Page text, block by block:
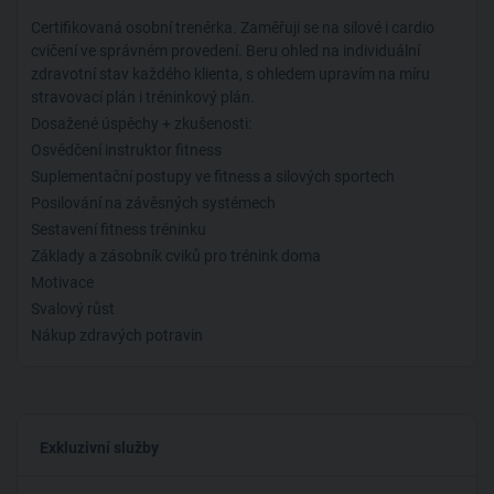
Suplementační postupy ve fitness a silových sportech
Posilování na závěsných systémech
Sestavení fitness tréninku
Základy a zásobník cviků pro trénink doma
Nákup zdravých potravin
Silový rozvoj - příprava na závody
Certifikovaná osobní trenérka. Zaměřuji se na silové i cardio
cvičení ve správném provedení. Beru ohled na individuální
zdravotní stav každého klienta, s ohledem upravím na míru
stravovací plán i tréninkový plán.
Dosažené úspěchy + zkušenosti:
Osvědčení instruktor fitness
Suplementační postupy ve fitness a silových sportech
Posilování na závěsných systémech
Sestavení fitness tréninku
Základy a zásobník cviků pro trénink doma
Motivace
Svalový růst
Nákup zdravých potravin
Exkluzivní služby